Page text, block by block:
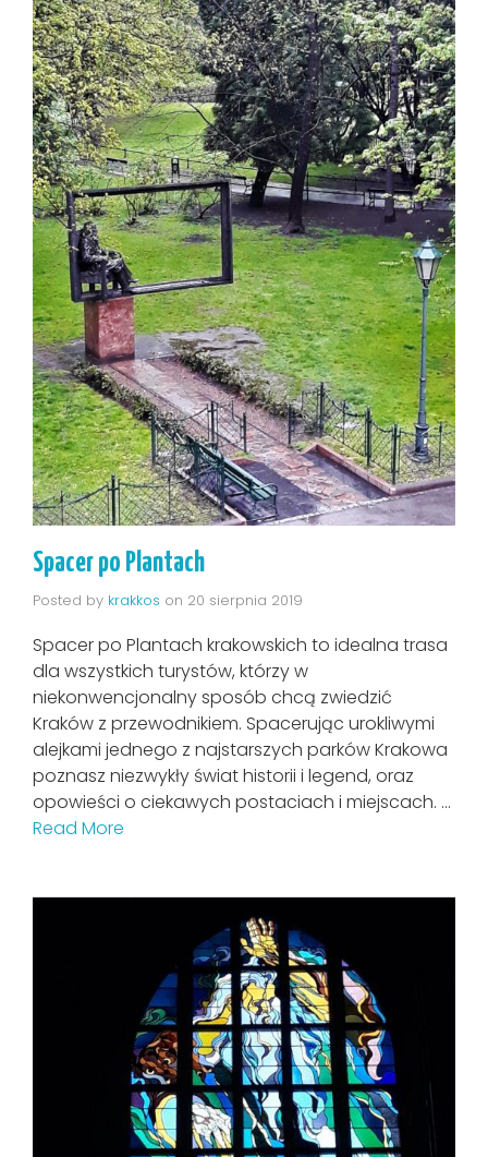
Spacer po Plantach
Posted by krakkos on 20 sierpnia 2019
Spacer po Plantach krakowskich to idealna trasa
dla wszystkich turystów, którzy w
niekonwencjonalny sposób chcą zwiedzić
Kraków z przewodnikiem. Spacerując urokliwymi
alejkami jednego z najstarszych parków Krakowa
poznasz niezwykły świat historii i legend, oraz
opowieści o ciekawych postaciach i miejscach. …
Read More